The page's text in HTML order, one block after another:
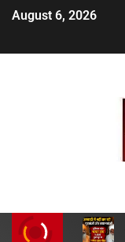
August 6, 2026